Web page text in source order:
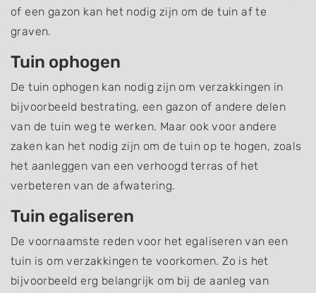
of een gazon kan het nodig zijn om de tuin af te
graven.
Tuin ophogen
De tuin ophogen kan nodig zijn om verzakkingen in
bijvoorbeeld bestrating, een gazon of andere delen
van de tuin weg te werken. Maar ook voor andere
zaken kan het nodig zijn om de tuin op te hogen, zoals
het aanleggen van een verhoogd terras of het
verbeteren van de afwatering.
Tuin egaliseren
De voornaamste reden voor het egaliseren van een
tuin is om verzakkingen te voorkomen. Zo is het
bijvoorbeeld erg belangrijk om bij de aanleg van